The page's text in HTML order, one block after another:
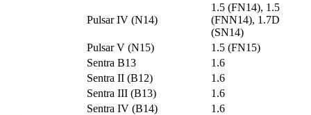
Pulsar IV (N14)
1.5 (FN14), 1.5
(FNN14), 1.7D
(SN14)
Pulsar V (N15)
1.5 (FN15)
Sentra B13
1.6
Sentra II (B12)
1.6
Sentra III (B13)
1.6
Sentra IV (B14)
1.6